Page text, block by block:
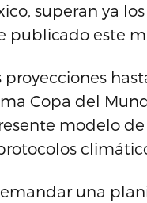
superan ya
publicado este
proyecciones
Copa del
modelo
una